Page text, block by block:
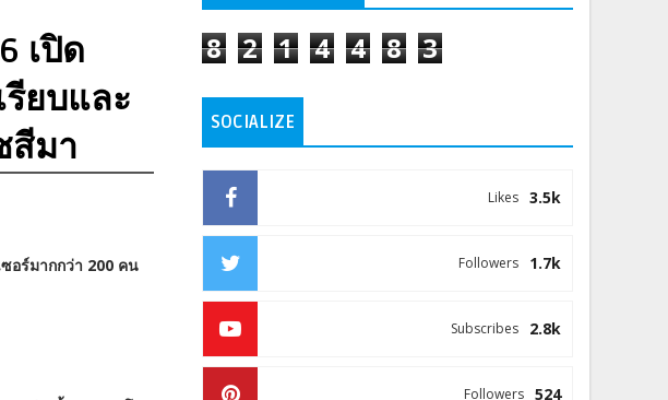
เปิด
ยบและ
สีมา
อร์มากกว่า 200 คน
8 2 1 4 4 8 3
SOCIALIZE
3.5k
Likes
1.7k
Followers
2.8k
Subscribes
524
Followers